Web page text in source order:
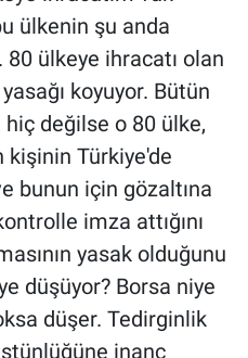
ülkenin şu anda
80 ülkeye ihracatı olan
koyuyor. Bütün
değilse o 80 ülke,
Türkiye'de
bunun için gözaltına
imza attığını
yasak olduğunu
düşüyor? Borsa niye
düşer. Tedirginlik
inanç